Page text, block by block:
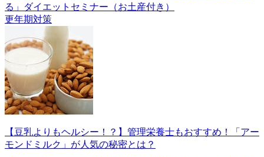
る」ダイエットセミナー（お土産付き）
更年期対策
【豆乳よりもヘルシー！？】管理栄養士もおすすめ！「アー
モンドミルク」が人気の秘密とは？